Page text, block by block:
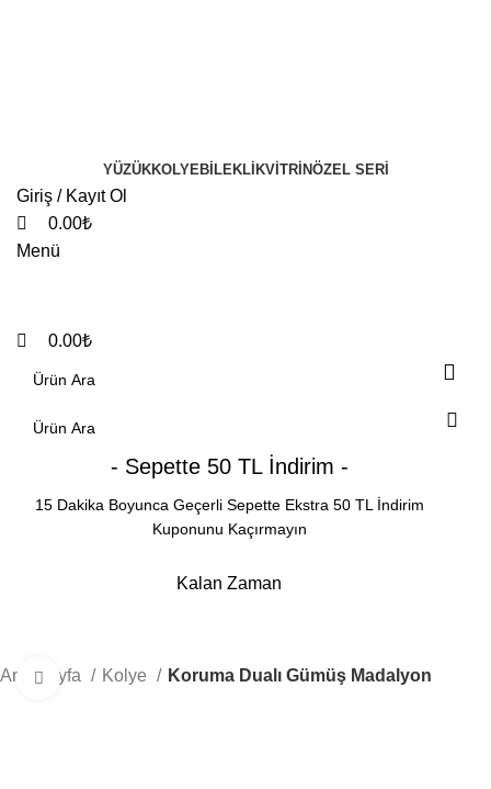
YÜZÜKKOLYE BILEKLIKVITRINÖZEL SERI
Giriş / Kayıt Ol
0.00₺
Menü
0.00₺
- Sepette 50 TL İndirim -
15 Dakika Boyunca Geçerli Sepette Ekstra 50 TL İndirim
Kuponunu Kaçırmayın
Kalan Zaman
Ana Sayfa Kolye Koruma Dualı Gümüş Madalyon
Büyütmek için tıklayın